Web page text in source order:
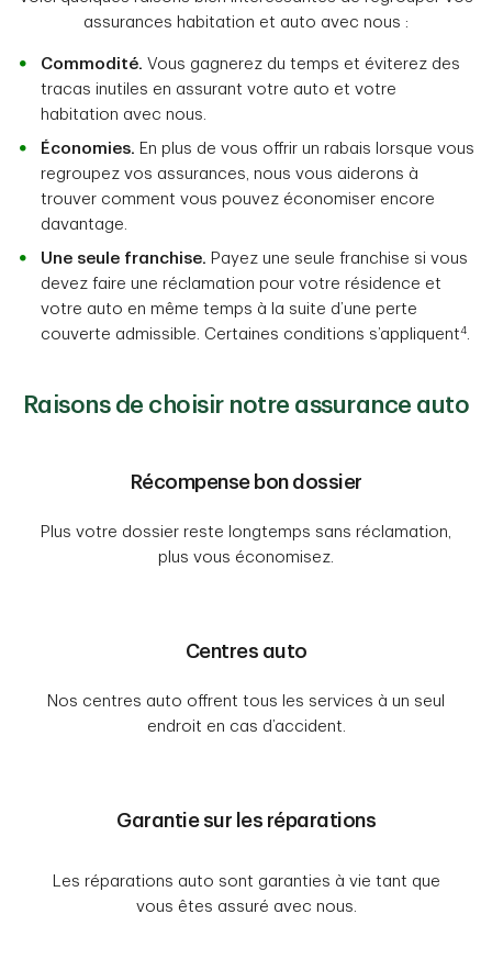
assurances habitation et auto avec nous :
Commodité. Vous gagnerez du temps et éviterez des
tracas inutiles en assurant votre auto et votre
habitation avec nous.
Économies. En plus de vous offrir un rabais lorsque vous
regroupez vos assurances, nous vous aiderons à
trouver comment vous pouvez économiser encore
davantage.
Une seule franchise. Payez une seule franchise si vous
devez faire une réclamation pour votre résidence et
votre auto en même temps à la suite d’une perte
couverte admissible. Certaines conditions s’appliquent4.
Raisons de choisir notre assurance auto
Récompense bon dossier
Plus votre dossier reste longtemps sans réclamation,
plus vous économisez.
Centres auto
Nos centres auto offrent tous les services à un seul
endroit en cas d’accident.
Garantie sur les réparations
Les réparations auto sont garanties à vie tant que
vous êtes assuré avec nous.